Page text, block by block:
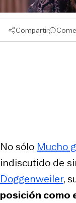
Compartir
No sólo Mucho
indiscutido de
Doggenweiler,
posición como